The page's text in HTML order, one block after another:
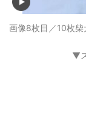
画像8枚目／10枚柴
▼